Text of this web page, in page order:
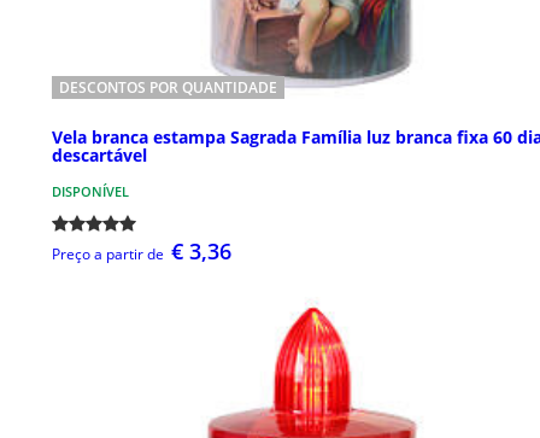
DESCONTOS POR QUANTIDADE
Vela branca estampa Sagrada Família luz branca fixa 60
descartável
DISPONÍVEL
Preço a partir de € 3,36